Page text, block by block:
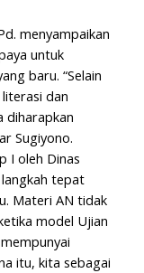
menyampaikan
untuk
baru. “Selain
dan
diharapkan
Sugiyono.
I oleh Dinas
tepat
Materi AN tidak
model Ujian
itu, kita sebagai